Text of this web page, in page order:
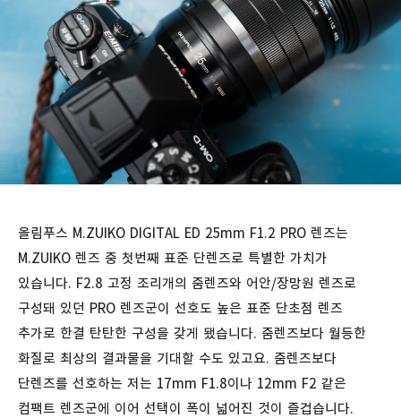
올림푸스 M.ZUIKO DIGITAL ED 25mm F1.2 PRO 렌즈는
M.ZUIKO 렌즈 중 첫번째 표준 단렌즈로 특별한 가치가
있습니다. F2.8 고정 조리개의 줌렌즈와 어안/장망원 렌즈로
구성돼 있던 PRO 렌즈군이 선호도 높은 표준 단초점 렌즈
추가로 한결 탄탄한 구성을 갖게 됐습니다. 줌렌즈보다 월등한
화질로 최상의 결과물을 기대할 수도 있고요. 줌렌즈보다
단렌즈를 선호하는 저는 17mm F1.8이나 12mm F2 같은
컴팩트 렌즈군에 이어 선택이 폭이 넓어진 것이 즐겁습니다.